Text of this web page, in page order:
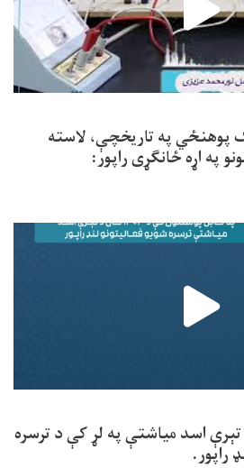
پوهنځي په تاریخچې، لاسته
په اړه ځانګړی راپور:
اسد میاشتې په لړ کې د ترسره
راپور.